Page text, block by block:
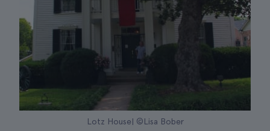
Lotz House| ©Lisa Bober